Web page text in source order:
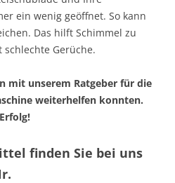
ein wenig geöffnet. So kann
Das hilft Schimmel zu
Gerüche.
mit unserem Ratgeber für die
weiterhelfen konnten.
finden Sie bei uns